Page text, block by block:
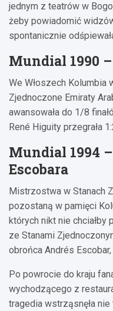
jednym z teatrów w
żeby powiadomić
spontanicznie
Mundial 1990 –
We Włoszech Kolumbia
Zjednoczone Emiraty
awansowała do 1/8
René Higuity przegrała
Mundial 1994
Escobara
Mistrzostwa w Stanach
pozostaną w pamięci
których nikt nie chciałby
ze Stanami
obrońca Andrés
Po powrocie do kraju
wychodzącego z
tragedia wstrząsnęła